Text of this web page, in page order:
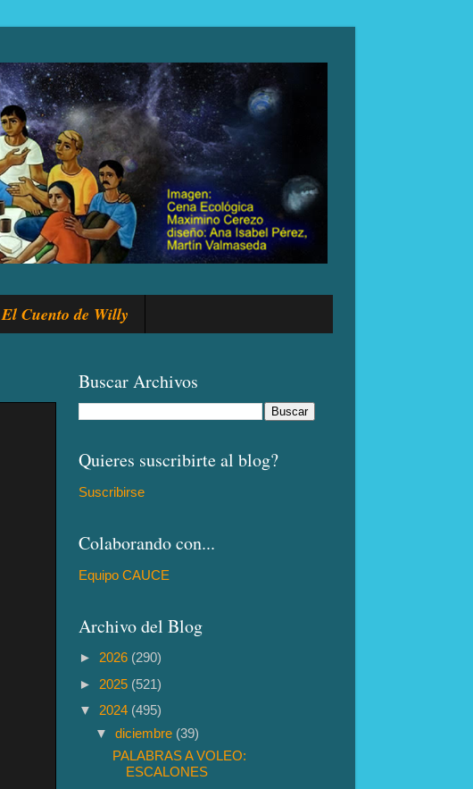
El Cuento de Willy
Buscar Archivos
Quieres suscribirte al blog?
Suscribirse
Colaborando con...
Equipo CAUCE
Archivo del Blog
► 2026 (290)
► 2025 (521)
▼ 2024 (495)
▼diciembre (39)
PALABRAS A VOLEO:
ESCALONES